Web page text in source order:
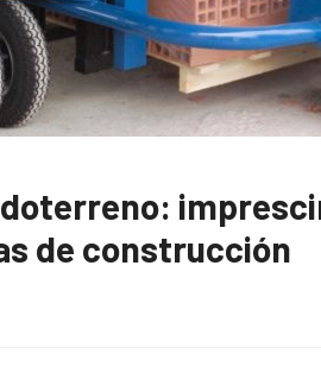
de construcción